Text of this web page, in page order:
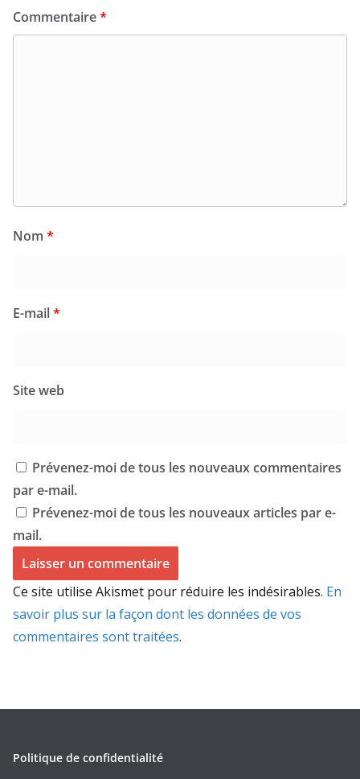
Commentaire*
Nom *
E-mail*
Site web
Prévenez-moi de tous les nouveaux commentaires
par e-mail.
Prévenez-moi de tous les nouveaux articles par e-
mail.
Ce site utilise Akismet pour réduire les indésirables. En
savoir plus sur la façon dont les données de vos
commentaires sont traitées.
Politique de confidentialité